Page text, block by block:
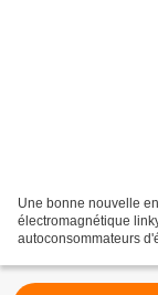
Une bonne nouvelle
électromagnétique
autoconsommateurs